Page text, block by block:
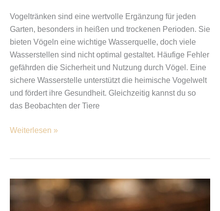
Vogeltränken sind eine wertvolle Ergänzung für jeden
Garten, besonders in heißen und trockenen Perioden. Sie
bieten Vögeln eine wichtige Wasserquelle, doch viele
Wasserstellen sind nicht optimal gestaltet. Häufige Fehler
gefährden die Sicherheit und Nutzung durch Vögel. Eine
sichere Wasserstelle unterstützt die heimische Vogelwelt
und fördert ihre Gesundheit. Gleichzeitig kannst du so
das Beobachten der Tiere
Weiterlesen »
perfekte